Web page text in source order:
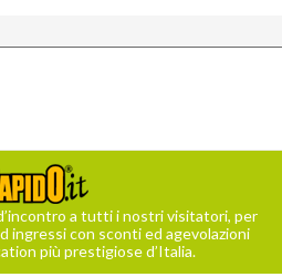
a tutti i nostri visitatori, per
ingressi con sconti ed agevolazioni
più prestigiose d’Italia.